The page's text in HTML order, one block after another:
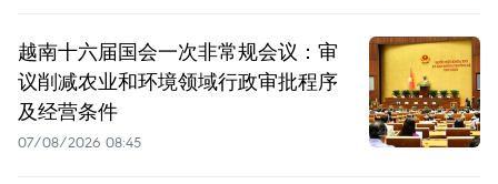
越南十六届国会一次非常规会议：审
议削减农业和环境领域行政审批程序
及经营条件
07/08/2026 08:45